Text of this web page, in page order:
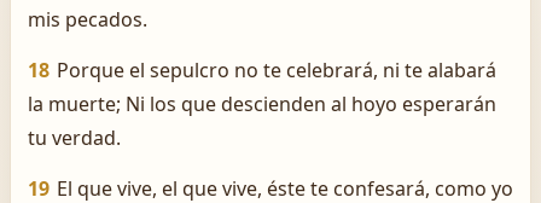
mis pecados.
18 Porque el sepulcro no te celebrará, ni te alabará
la muerte; Ni los que descienden al hoyo esperarán
tu verdad.
19 El que vive, el que vive, éste te confesará, como yo